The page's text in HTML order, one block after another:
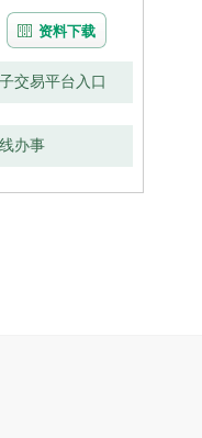
资料下载
交易平台入口
办事